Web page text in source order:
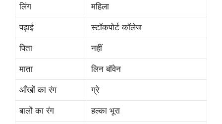
लिंग महिला
पढ़ाई स्टॉकपोर्ट कॉलेज
पिता नहीं
माता लिन बॉवेन
आँखों का रंग ग्रे
बालों का रंग हल्का भूरा